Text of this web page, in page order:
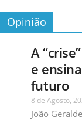
Opinião
A
e
futuro
8 de Agosto,
João